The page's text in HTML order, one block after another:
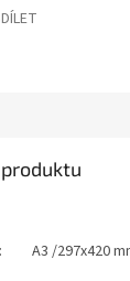
A3 /297x420